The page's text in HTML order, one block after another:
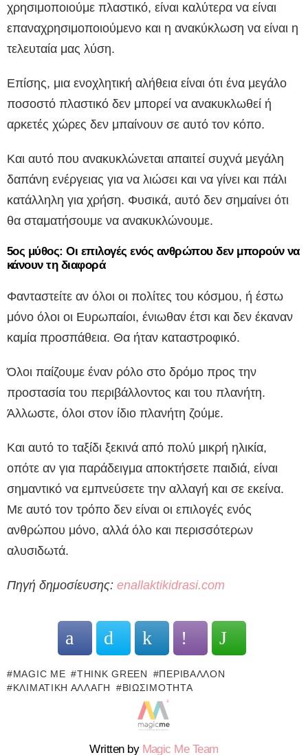
χρησιμοποιούμε πλαστικό, είναι καλύτερα να είναι
επαναχρησιμοποιούμενο και η ανακύκλωση να είναι η
τελευταία μας λύση.
Επίσης, μια ενοχλητική αλήθεια είναι ότι ένα μεγάλο
ποσοστό πλαστικό δεν μπορεί να ανακυκλωθεί ή
αρκετές χώρες δεν μπαίνουν σε αυτό τον κόπο.
Και αυτό που ανακυκλώνεται απαιτεί συχνά μεγάλη
δαπάνη ενέργειας για να λιώσει και να γίνει και πάλι
κατάλληλη για χρήση. Φυσικά, αυτό δεν σημαίνει ότι
θα σταματήσουμε να ανακυκλώνουμε.
5ος μύθος: Οι επιλογές ενός ανθρώπου δεν μπορούν να
κάνουν τη διαφορά
Φανταστείτε αν όλοι οι πολίτες του κόσμου, ή έστω
μόνο όλοι οι Ευρωπαίοι, ένιωθαν έτσι και δεν έκαναν
καμία προσπάθεια. Θα ήταν καταστροφικό.
Όλοι παίζουμε έναν ρόλο στο δρόμο προς την
προστασία του περιβάλλοντος και του πλανήτη.
Άλλωστε, όλοι στον ίδιο πλανήτη ζούμε.
Και αυτό το ταξίδι ξεκινά από πολύ μικρή ηλικία,
οπότε αν για παράδειγμα αποκτήσετε παιδιά, είναι
σημαντικό να εμπνεύσετε την αλλαγή και σε εκείνα.
Με αυτό τον τρόπο δεν είναι οι επιλογές ενός
ανθρώπου μόνο, αλλά όλο και περισσότερων
αλυσιδωτά.
Πηγή δημοσίευσης: enallaktikidrasi.com
MAGIC ME THINK GREEN
ΠΕΡΙΒΆΛΛΟΝ
ΚΛΙΜΑΤΙΚΉ ΑΛΛΑΓΉ
ΒΙΩΣΙΜΌΤΗΤΑ
Written by Magic Me Team